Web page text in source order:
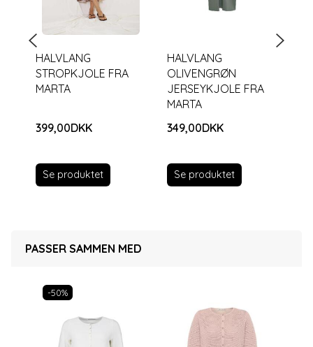
HALVLANG
STROPKJOLE FRA
MARTA
399,00DKK
Se produktet
HALVLANG
OLIVENGRØN
JERSEYKJOLE FRA
MARTA
349,00DKK
Se produktet
PASSER SAMMEN MED
-50%